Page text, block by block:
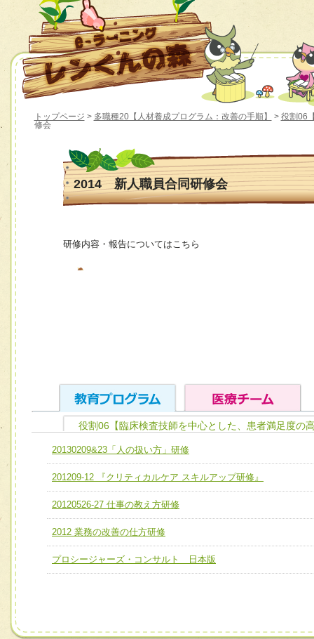
トップページ > 多職種20【人材養成プログラム：改善の手順】 > 役割06
修会
2014 新人職員合同研修会
研修内容・報告についてはこちら
ユニット１ 医療人としての基礎能力
全人的医療を実践する医療人として、必要な基礎能力を身
ける
ユニット２ チーム医療構成力
必要に応じて柔軟に医療チームを組織し、強調できる
ユニット３ 多職種連携力
他職種の視点とスキルを学び、相互理解と連携を深める
チーム01【病院内横断的問題解決チーム】
チーム02【地域医療連携推進による高度医療を必要とする
宅患者等支援チーム】
チーム03【癌患者服薬サポートチーム】
チーム04【口腔ケアチーム】
チーム07【病院職員に対する院内感染対策教育チーム】
役割06【臨床検査技師を中心とした、患者満足度の
20130209&23「人の扱い方」研修
201209-12 『クリティカルケア スキルアップ研修』
20120526-27 仕事の教え方研修
2012 業務の改善の仕方研修
プロシージャーズ・コンサルト 日本版